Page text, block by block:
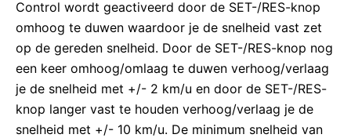
Control wordt geactiveerd door de SET-/RES-knop
omhoog te duwen waardoor je de snelheid vast zet
op de gereden snelheid. Door de SET-/RES-knop nog
een keer omhoog/omlaag te duwen verhoog/verlaag
je de snelheid met +/- 2 km/u en door de SET-/RES-
knop langer vast te houden verhoog/verlaag je de
snelheid met +/- 10 km/u. De minimum snelheid van